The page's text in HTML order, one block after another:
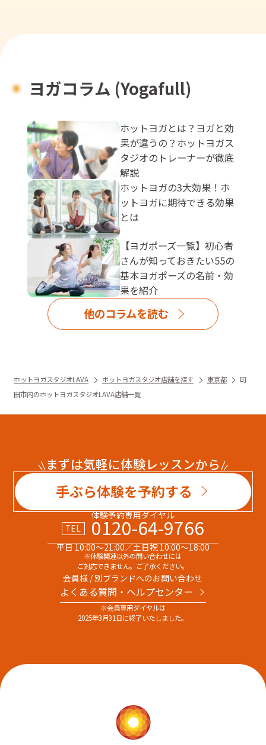
ヨガコラム (Yogafull)
ホットヨガとは？ヨガと効
果が違うの？ホットヨガス
タジオのトレーナーが徹底
解説
ホットヨガの3大効果！ホ
ットヨガに期待できる効果
とは
【ヨガポーズ一覧】初心者
さんが知っておきたい55の
基本ヨガポーズの名前・効
果を紹介
他のコラムを読む
ホットヨガスタジオLAVA ホットヨガスタジオ店舗を探す 東京都
町
田市内のホットヨガスタジオLAVA店舗一覧
まずは気軽に体験レッスンから
手ぶら体験を予約する
体験予約専用ダイヤル
TEL
0120-64-9766
平日 10:00～21:00／土日祝 10:00～18:00
※体験関連以外の問い合わせには
ご対応できません。ご了承ください。
会員様 / 別ブランドへのお問い合わせ
よくある質問・へルプセンター
※会員専用ダイヤルは
2025年3月31日に終了いたしました。